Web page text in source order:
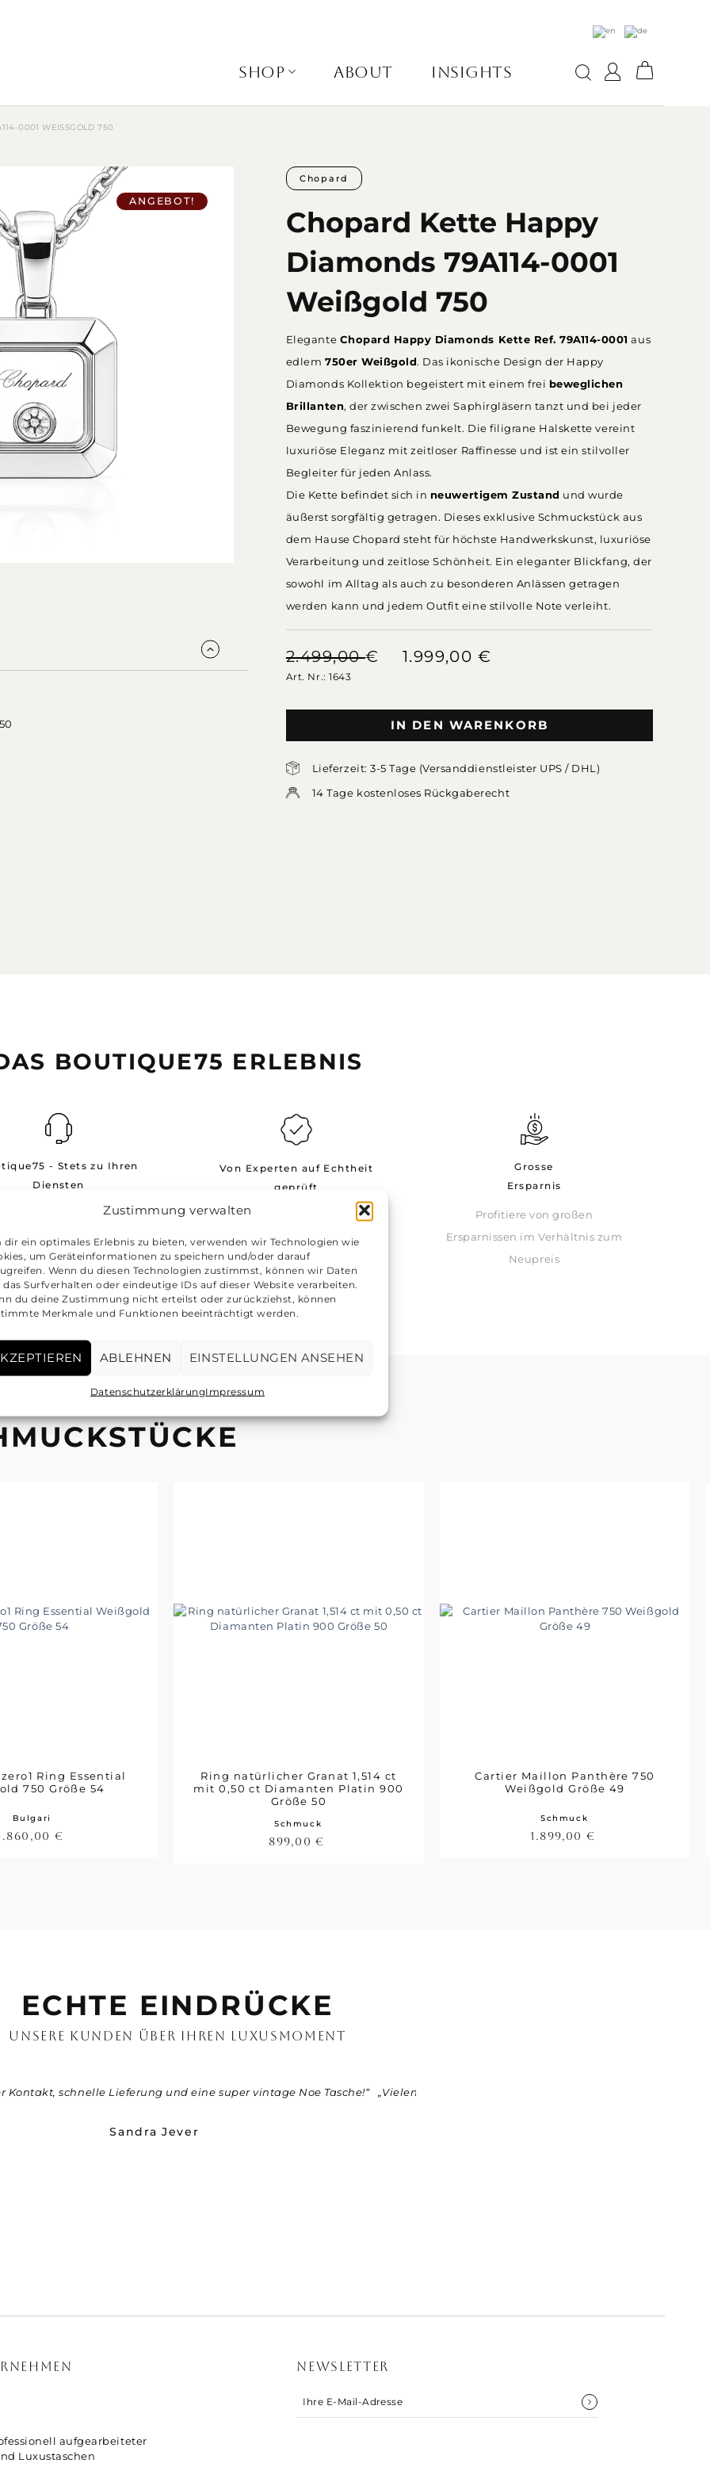
Zustimmung verwalten
dir ein optimales Erlebnis zu bieten, verwenden wir Technologien wie
um Geräteinformationen zu speichern und/oder darauf
Wenn du diesen Technologien zustimmst, können wir Daten
das Surfverhalten oder eindeutige IDs auf dieser Website verarbeiten.
du deine Zustimmung nicht erteilst oder zurückziehst, können
Merkmale und Funktionen beeinträchtigt werden.
ABLEHNEN EINSTELLUNGEN ANSEHEN
DatenschutzerklärungImpressum
SHOP ABOUT INSIGHTS
0001 WEISSGOLD 750
ANGEBOT!
Chopard
Chopard Kette Happy
Diamonds 79A114-0001
Weißgold 750
Elegante Chopard Happy Diamonds Kette Ref. 79A114-0001 aus
edlem 750er Weißgold. Das ikonische Design der Happy
Diamonds Kollektion begeistert mit einem frei beweglichen
Brillanten, der zwischen zwei Saphirgläsern tanzt und bei jeder
Bewegung faszinierend funkelt. Die filigrane Halskette vereint
luxuriöse Eleganz mit zeitloser Raffinesse und ist ein stilvoller
Begleiter für jeden Anlass.
Die Kette befindet sich in neuwertigem Zustand und wurde
äußerst sorgfältig getragen. Dieses exklusive Schmuckstück aus
dem Hause Chopard steht für höchste Handwerkskunst, luxuriöse
Verarbeitung und zeitlose Schönheit. Ein eleganter Blickfang, der
sowohl im Alltag als auch zu besonderen Anlässen getragen
werden kann und jedem Outfit eine stilvolle Note verleiht.
2.499,00€ Ursprünglicher Preis war: 2.499,00 €
1.999,00 €
Art. Nr.: 1643
IN DEN WARENKORB
Lieferzeit: 3-5 Tage (Versanddienstleister UPS / DHL)
14 Tage kostenloses Rückgaberecht
BOUTIQUE75 ERLEBNIS
- Stets zu Ihren
Diensten
uns jederzeit per E-
unter der folgenden
Adresse erreichen:
info@boutique75.de
Von Experten auf Echtheit
geprüft
Unsere Experten prüfen jeden
Artikel auf Echtheit
Grosse
Ersparnis
Profitiere von großen
Ersparnissen im Verhältnis zum
Neupreis
Bulgari
Ring Essential
750 Größe 54
€
Schmuck
Ring natürlicher Granat 1,514 ct
mit 0,50 ct Diamanten Platin 900
Größe 50
899,00€
Schmuck
Cartier Maillon Panthère 750
Weißgold Größe 49
1.899,00€
ECHTE EINDRÜCKE
UNSERE KUNDEN ÜBER IHREN LUXUSMOMENT
Kontakt, schnelle Lieferung und eine super vintage Noe Tasche!“
Sandra Jever
„Vielen Dank an Boutique75 und Herrn Jäger für den
aufgearbeiteter
Luxustaschen
NEWSLETTER